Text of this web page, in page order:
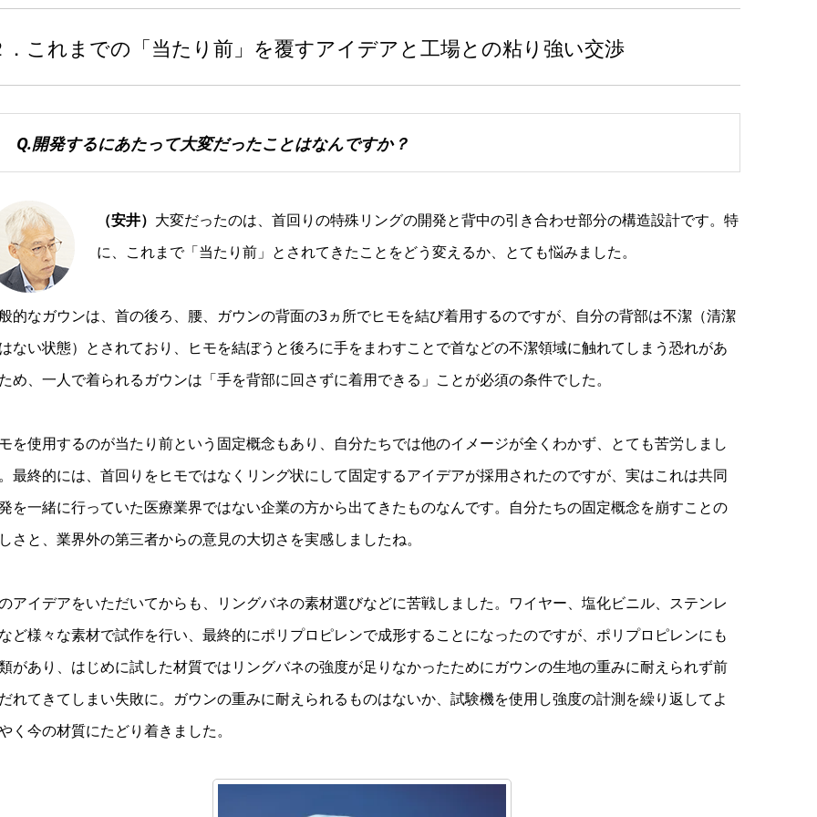
．これまでの「当たり前」を覆すアイデアと工場との粘り強い交渉
Q.開発するにあたって大変だったことはなんですか？
（安井） 大変だったのは、首回りの特殊リングの開発と背中の引き合わせ部分の構造設計です。特
に、これまで「当たり前」とされてきたことをどう変えるか、とても悩みました。
的なガウンは、首の後ろ、腰、ガウンの背面の3ヵ所でヒモを結び着用するのですが、自分の背部は不潔（清潔
ない状態）とされており、ヒモを結ぼうと後ろに手をまわすことで首などの不潔領域に触れてしまう恐れがあ
め、一人で着られるガウンは「手を背部に回さずに着用できる」ことが必須の条件でした。
を使用するのが当たり前という固定概念もあり、自分たちでは他のイメージが全くわかず、とても苦労しまし
最終的には、首回りをヒモではなくリング状にして固定するアイデアが採用されたのですが、実はこれは共同
を一緒に行っていた医療業界ではない企業の方から出てきたものなんです。自分たちの固定概念を崩すことの
さと、業界外の第三者からの意見の大切さを実感しましたね。
アイデアをいただいてからも、リングバネの素材選びなどに苦戦しました。ワイヤー、塩化ビニル、ステンレ
ど様々な素材で試作を行い、最終的にポリプロピレンで成形することになったのですが、ポリプロピレンにも
があり、はじめに試した材質ではリングバネの強度が足りなかったためにガウンの生地の重みに耐えられず前
れてきてしまい失敗に。ガウンの重みに耐えられるものはないか、試験機を使用し強度の計測を繰り返してよ
く今の材質にたどり着きました。